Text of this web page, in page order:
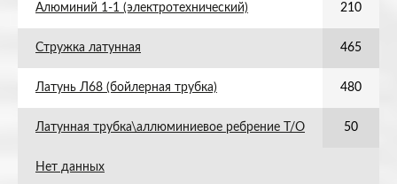
Алюминий 1-1 (электротехнический) 210
Стружка латунная 465
Латунь Л68 (бойлерная трубка) 480
Латунная трубка\аллюминиевое ребрение Т/О 50
Нет данных